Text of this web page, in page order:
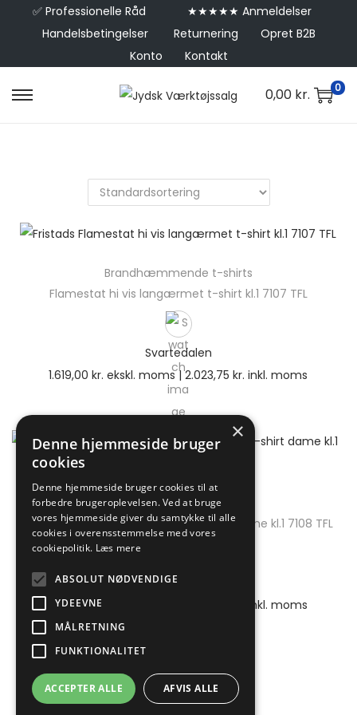
✅ Professionelle Råd
★★★★★ Anmeldelser
Handelsbetingelser
Returnering
Opret B2B
Konto
Kontakt
0,00 kr. 0
Brandhæmmende t-shirts
Flamestat hi vis langærmet t-shirt kl.1 7107 TFL
Svartedalen
1.619,00kr. ekskl. moms |2.023,75kr. inkl. moms
Brandhæmmende t-shirts
Flamestat high vis langærmet t-shirt dame kl.1 7108 TFL
Svartedalen
1.619,00kr. inkl. moms
×
Denne hjemmeside bruger
cookies
Denne hjemmeside bruger cookies til at
forbedre brugeroplevelsen. Ved at bruge
vores hjemmeside giver du samtykke til alle
cookies i overensstemmelse med vores
cookiepolitik. Læs mere
ABSOLUT NØDVENDIGE
YDEEVNE
MÅLRETNING
FUNKTIONALITET
ACCEPTER ALLE AFVIS ALLE